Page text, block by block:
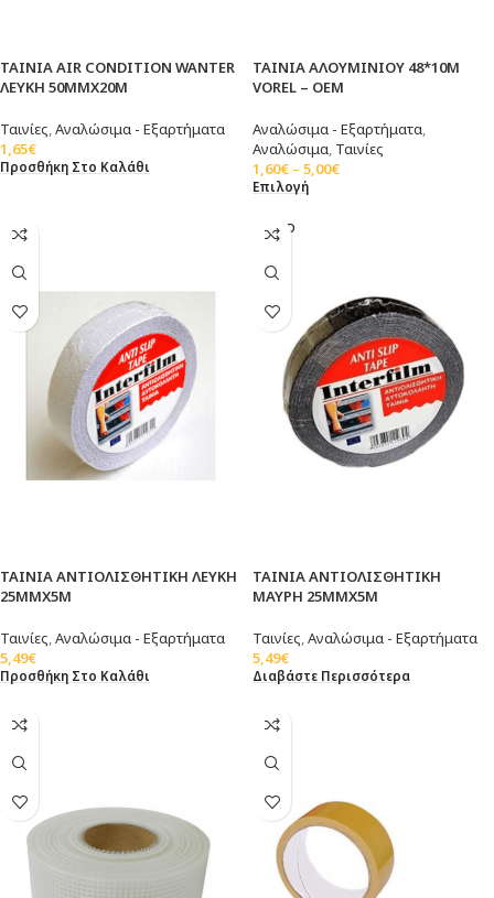
ΤΑΙΝΙΑ AIR CONDITION WANTER
ΛΕΥΚΗ 50MMX20M
Ταινίες,Αναλώσιμα - Εξαρτήματα
1,65€
Προσθήκη Στο Καλάθι
ΤΑΙΝΙΑ ΑΛΟΥΜΙΝΙΟΥ 48*10Μ
VOREL – OEM
Αναλώσιμα - Εξαρτήματα,
Αναλώσιμα, Ταινίες
1,60€ – 5,00€
Επιλογή
ΤΑΙΝΙΑ ΑΝΤΙΟΛΙΣΘΗΤΙΚΗ ΛΕΥΚΗ
25ΜΜΧ5Μ
Ταινίες,Αναλώσιμα - Εξαρτήματα
5,49€
Προσθήκη Στο Καλάθι
SOLD
OUT
ΤΑΙΝΙΑ ΑΝΤΙΟΛΙΣΘΗΤΙΚΗ
ΜΑΥΡΗ 25ΜΜΧ5Μ
Ταινίες,Αναλώσιμα - Εξαρτήματα
5,49€
Διαβάστε Περισσότερα